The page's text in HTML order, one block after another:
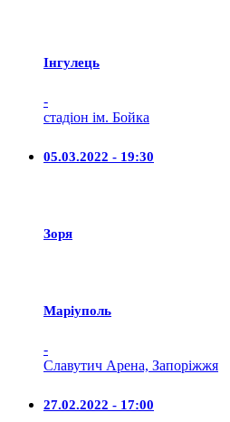
Iнгулець
-
стадіон ім. Бойка
05.03.2022 - 19:30
Зоря
Маріуполь
-
Славутич Арена, Запоріжжя
27.02.2022 - 17:00